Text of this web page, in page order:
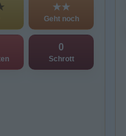
★★
Geht noch
0
Schrott